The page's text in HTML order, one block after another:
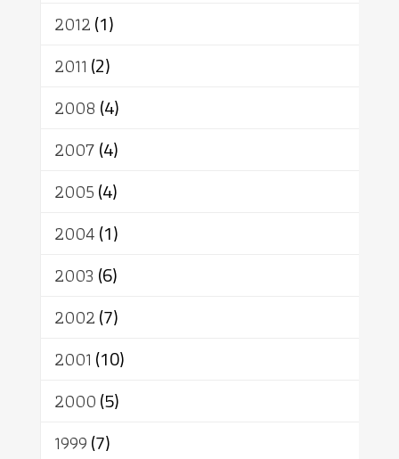
2012(1)
2011 (2)
2008 (4)
2007(4)
2005(4)
2004(1)
2003 (6)
2002(7)
2001 (10)
2000(5)
1999(7)